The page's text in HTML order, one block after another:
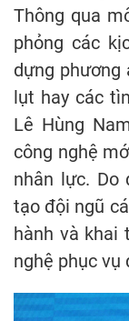
Thông qua
phỏng các
dựng phương
lụt hay các
Lê Hùng
công nghệ
nhân lực. Do
tạo đội ngũ
hành và khai
nghệ phục